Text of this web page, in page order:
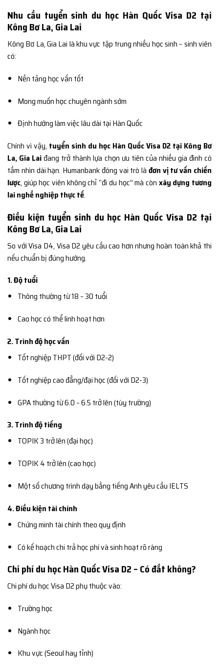
Nhu cầu tuyển sinh du học Hàn Quốc Visa D2 tại
Kông Bơ La, Gia Lai
Kông Bơ La, Gia Lai là khu vực tập trung nhiều học sinh – sinh viên
có:
Nền tảng học vấn tốt
Mong muốn học chuyên ngành sớm
Định hướng làm việc lâu dài tại Hàn Quốc
Chính vì vậy, tuyển sinh du học Hàn Quốc Visa D2 tại Kông Bơ
La, Gia Laiđang trở thành lựa chọn ưu tiên của nhiều gia đình có
tầm nhìn dài hạn. Humanbank đóng vai trò là đơn vị tư vấn chiến
lược, giúp học viên không chỉ “đi du học” mà còn xây dựng tương
lai nghề nghiệp thực tế.
Điều kiện tuyển sinh du học Hàn Quốc Visa D2 tại
Kông Bơ La, Gia Lai
So với Visa D4, Visa D2 yêu cầu cao hơn nhưng hoàn toàn khả thi
nếu chuẩn bị đúng hướng.
1. Độ tuổi
Thông thường từ 18 – 30 tuổi
Cao học có thể linh hoạt hơn
2. Trình độ học vấn
Tốt nghiệp THPT (đối với D2-2)
Tốt nghiệp cao đẳng/đại học (đối với D2-3)
GPA thường từ 6.0 – 6.5 trở lên (tùy trường)
3. Trình độ tiếng
TOPIK 3 trở lên (đại học)
TOPIK 4 trở lên (cao học)
Một số chương trình dạy bằng tiếng Anh yêu cầu IELTS
4. Điều kiện tài chính
Chứng minh tài chính theo quy định
Có kế hoạch chi trả học phí và sinh hoạt rõ ràng
Chi phí du học Hàn Quốc Visa D2 – Có đắt không?
Chi phí du học Visa D2 phụ thuộc vào:
Trường học
Ngành học
Khu vực (Seoul hay tỉnh)